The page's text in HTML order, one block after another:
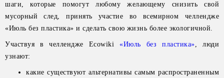
шаги, которые помогут любому желающему снизить свой
мусорный след, принять участие во всемирном челлендже
«Июль без пластика» и сделать свою жизнь более экологичной.
Участвуя в челлендже Ecowiki«Июль без пластика», люди
узнают:
какие существуют альтернативы самым распространенным